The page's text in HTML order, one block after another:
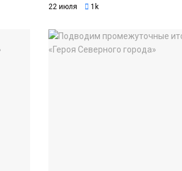
22 июля 1k